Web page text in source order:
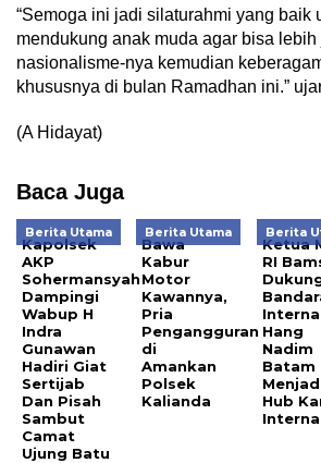
“Semoga ini jadi silaturahmi yang baik
mendukung anak muda agar bisa
nasionalisme-nya kemudian
khususnya di bulan Ramadhan ini.”
(A Hidayat)
Baca Juga
Berita Utama
Kapolsek
AKP
Sohermansyah
Dampingi
Wabup H
Indra
Gunawan
Hadiri Giat
Sertijab
Dan Pisah
Sambut
Camat
Ujung Batu
Berita Utama
Bawa
Kabur
Motor
Kawannya,
Pria
Pengangguran
di
Amankan
Polsek
Kalianda
Berita
Ketua
RI
Hang
Nadim
Batam
Hub